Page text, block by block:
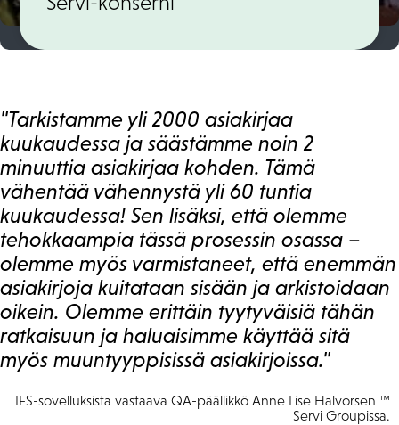
"Tarkistamme yli 2000 asiakirjaa
kuukaudessa ja säästämme noin 2
minuuttia asiakirjaa kohden. Tämä
vähentää vähennystä yli 60 tuntia
kuukaudessa! Sen lisäksi, että olemme
tehokkaampia tässä prosessin osassa –
olemme myös varmistaneet, että enemmän
asiakirjoja kuitataan sisään ja arkistoidaan
oikein. Olemme erittäin tyytyväisiä tähän
ratkaisuun ja haluaisimme käyttää sitä
myös muuntyyppisissä asiakirjoissa."
IFS-sovelluksista vastaava QA-päällikkö Anne Lise Halvorsen ™
Servi Groupissa.